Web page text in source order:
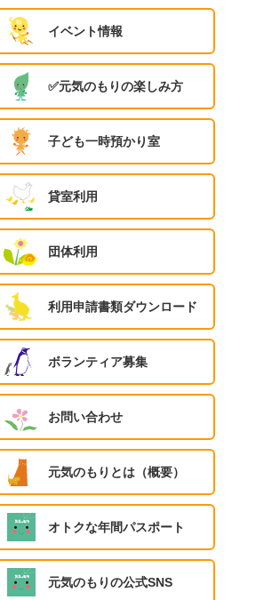
イベント情報
✅️元気のもりの楽しみ方
子ども一時預かり室
貸室利用
団体利用
利用申請書類ダウンロード
ボランティア募集
お問い合わせ
元気のもりとは（概要）
オトクな年間パスポート
元気のもりの公式SNS